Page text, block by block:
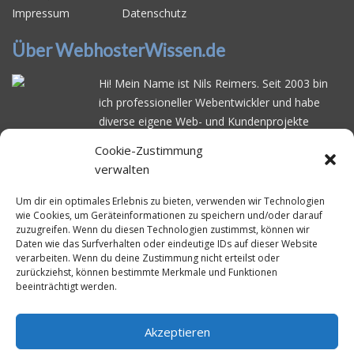
Cookie-Zustimmung
verwalten
Um dir ein optimales Erlebnis zu bieten, verwenden wir Technologien
wie Cookies, um Geräteinformationen zu speichern und/oder darauf
zuzugreifen. Wenn du diesen Technologien zustimmst, können wir
Daten wie das Surfverhalten oder eindeutige IDs auf dieser Website
verarbeiten. Wenn du deine Zustimmung nicht erteilst oder
zurückziehst, können bestimmte Merkmale und Funktionen
beeinträchtigt werden.
Akzeptieren
Impressum
Datenschutz
Über WebhosterWissen.de
Hi! Mein Name ist Nils Reimers. Seit 2003 bin
ich professioneller Webentwickler und habe
diverse eigene Web- und Kundenprojekte
schwierig ist gutes Webhosting zu finden: Bei
vielen Anbietern ärgert man sich über
Serverausfälleoder überlangsame
Ladezeiten. Deswegen habe ich im Mai 2016
angefangen, die bekanntesten Webhoster
systematisch zu testen und deren
Erreichbarkeit und Ladezeit für eine typische
Website basierend auf dem beliebten CMS-
System WordPress zu protokollieren. Auf
WebhosterWissen.de werte ich diese